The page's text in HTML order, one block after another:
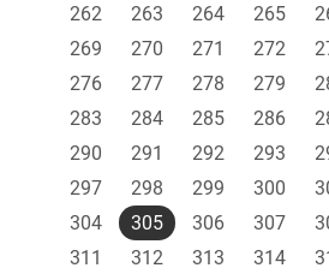
262
263 264 265
269
270 271 272
276
277 278 279
283
284 285 286
290
291 292 293
297
298 299 300
304
305 306 307
311
312 313 314